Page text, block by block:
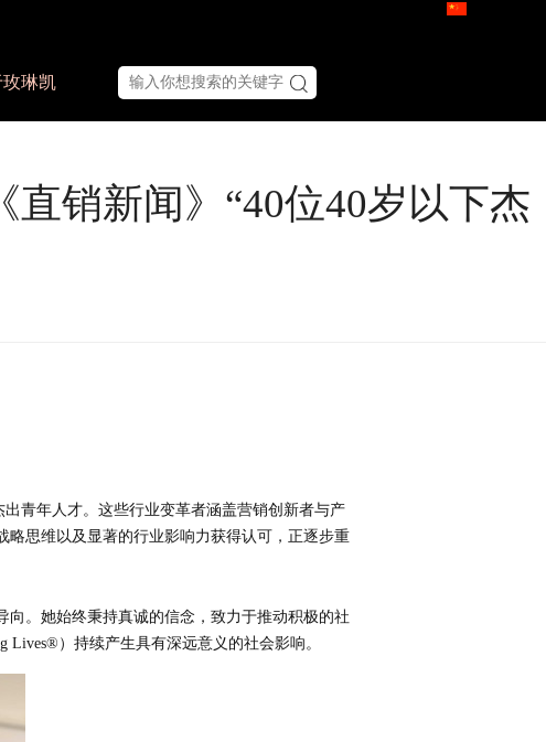
玫琳凯
直销新闻》“40位40岁以下杰
青年人才。这些行业变革者涵盖营销创新者与产
思维以及显著的行业影响力获得认可，正逐步重
向。她始终秉持真诚的信念，致力于推动积极的社
Lives®）持续产生具有深远意义的社会影响。